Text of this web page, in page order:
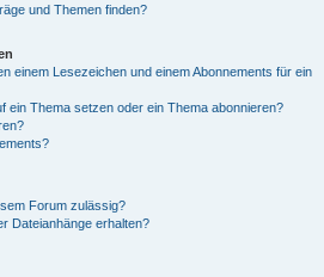
und Themen finden?
einem Lesezeichen und einem Abonnements für ein
ein Thema setzen oder ein Thema abonnieren?
Forum zulässig?
Dateianhänge erhalten?